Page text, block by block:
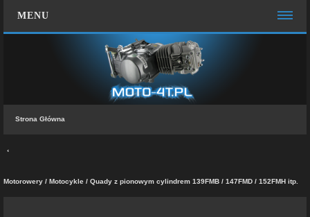
MENU
Zespół administracyjny
FAQ
Strona Główna
Motorowery / Motocykle / Quady z pionowym cylindrem 139FMB / 147FMD / 152FMH itp.